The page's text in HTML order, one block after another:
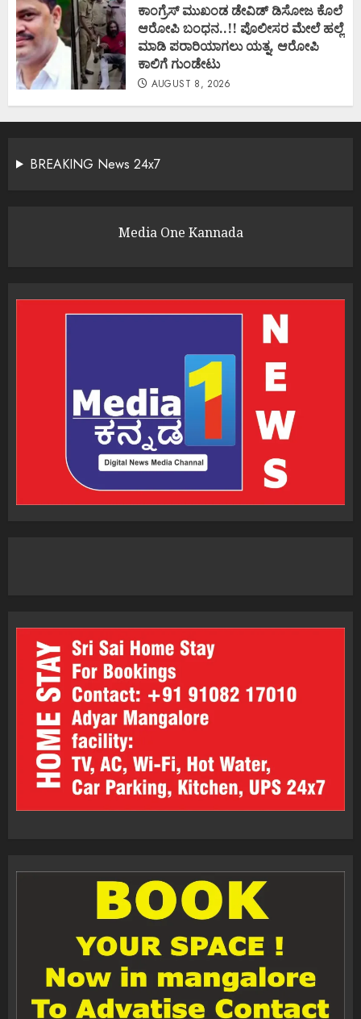
ಕಾಂಗ್ರೆಸ್ ಮುಖಂಡ ಡೇವಿಡ್ ಡಿಸೋಜ ಕೊಲೆ
ಆರೋಪಿ ಬಂಧನ..!! ಪೊಲೀಸರ ಮೇಲೆ ಹಲ್ಲೆ
ಮಾಡಿ ಪರಾರಿಯಾಗಲು ಯತ್ನ, ಆರೋಪಿ
ಕಾಲಿಗೆ ಗುಂಡೇಟು
AUGUST 8, 2026
BREAKING News 24x7
Media One Kannada